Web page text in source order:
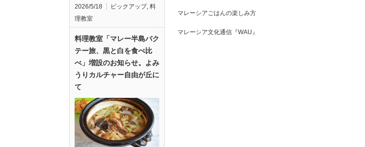
2026/5/18 ピックアップ, 料
理教室
料理教室「マレー半島バク
テー旅、黒と白を食べ比
べ」増設のお知らせ。よみ
うりカルチャー自由が丘に
て
マレーシアごはんの楽しみ方
マレーシア文化通信『WAU』